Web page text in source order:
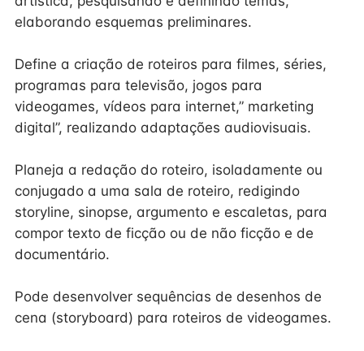
elaborando esquemas preliminares.
Define a criação de roteiros para filmes, séries,
programas para televisão, jogos para
videogames, vídeos para internet,” marketing
digital”, realizando adaptações audiovisuais.
Planeja a redação do roteiro, isoladamente ou
conjugado a uma sala de roteiro, redigindo
storyline, sinopse, argumento e escaletas, para
compor texto de ficção ou de não ficção e de
documentário.
Pode desenvolver sequências de desenhos de
cena (storyboard) para roteiros de videogames.